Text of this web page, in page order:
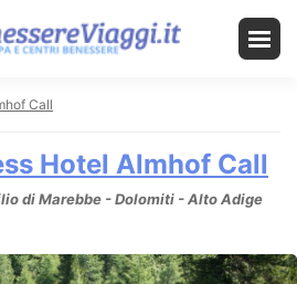
Call
Hotel Almhof Call
di Marebbe - Dolomiti - Alto Adige